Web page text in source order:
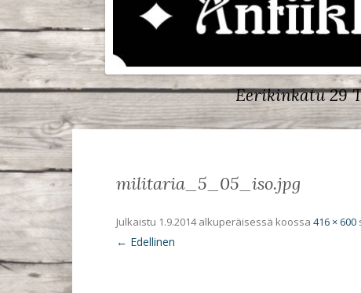
Eerikinkatu 29
militaria_5_05_iso.jpg
Julkaistu 1.9.2014alkuperäisessä koossa 416 × 600
← Edellinen